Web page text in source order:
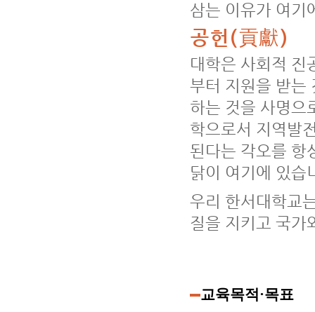
삼는 이유가 여기
공헌(貢獻)
대학은 사회적 진
부터 지원을 받는
하는 것을 사명으
학으로서 지역발
된다는 각오를 항
닭이 여기에 있습
우리 한서대학교
질을 지키고 국가
교육목적·목표